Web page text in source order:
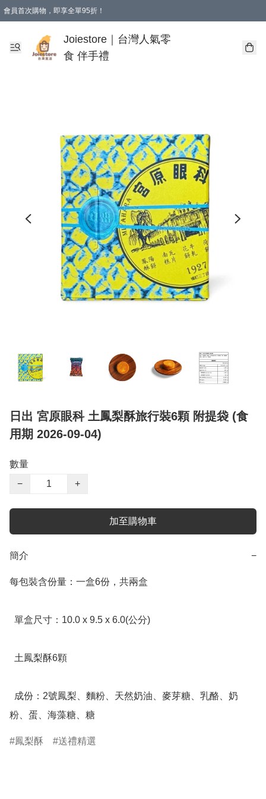
會員首次購物，即享全單95折！
購物滿 HKD 350.00即享免運費優惠！（適用於 本地送貨、本地取貨 )
Joiestore｜台灣人氣零
食 伴手禮
日出 宮原眼科 土鳳梨酥旅行裝6顆 附提袋 (食
用期 2026-09-04)
數量
−
+
加至購物車
簡介 −
每包裝含份量：一盒6份，共兩盒
粉、蛋、海藻糖、糖
鳳梨酥 送禮精選